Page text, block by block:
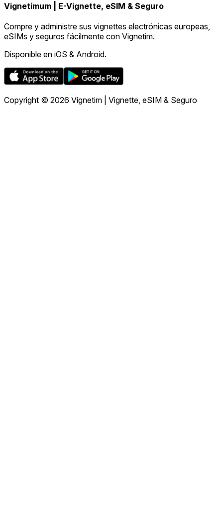
Vignetimum | E-Vignette, eSIM & Seguro
Compre y administre sus vignettes electrónicas europeas,
eSIMs y seguros fácilmente con Vignetim.
Disponible en iOS & Android.
Copyright © 2026 Vignetim | Vignette, eSIM & Seguro